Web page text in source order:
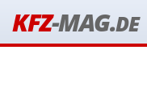
KFZ-MAG.DE